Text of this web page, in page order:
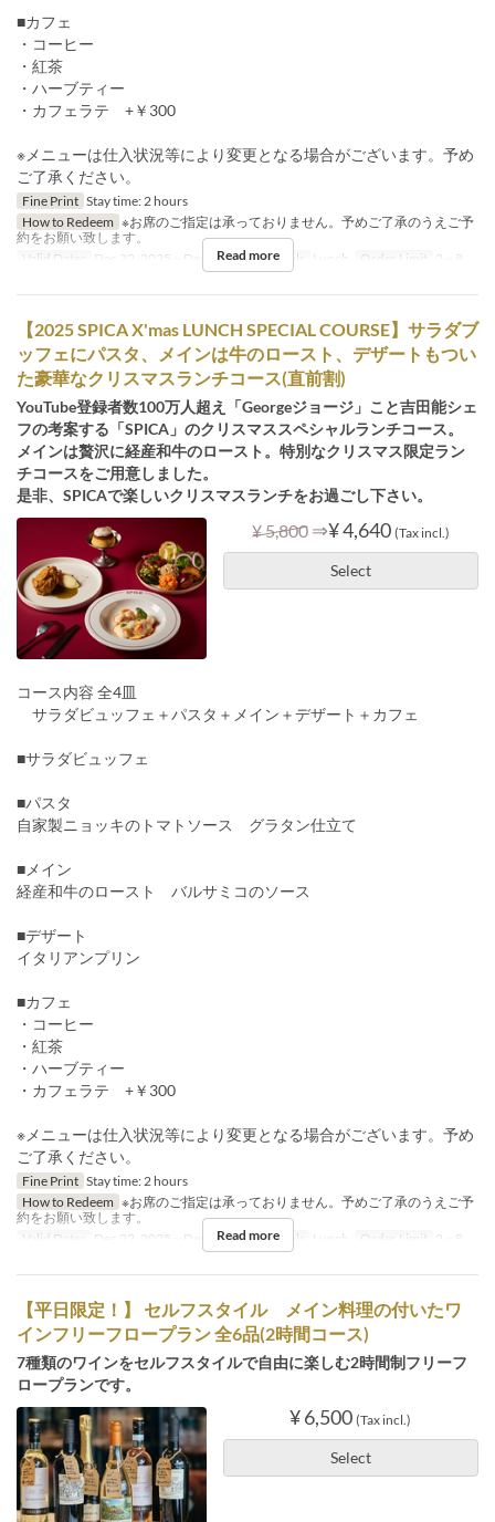
■カフェ
・コーヒー
・紅茶
・ハーブティー
・カフェラテ +￥300
※メニューは仕入状況等により変更となる場合がございます。予め
ご了承ください。
Fine Print Stay time: 2 hours
How to Redeem ※お席のご指定は承っておりません。予めご了承のうえご予
約をお願い致します。
Valid Dates
Dec 22, 2025 ~ Dec 25, 2025 Meals Lunch Order Limit 2 ~ 8
Read more
【2025 SPICA X'mas LUNCH SPECIAL COURSE】サラダブ
ッフェにパスタ、メインは牛のロースト、デザートもつい
た豪華なクリスマスランチコース(直前割)
YouTube登録者数100万人超え「Georgeジョージ」こと吉田能シェ
フの考案する「SPICA」のクリスマススペシャルランチコース。
メインは贅沢に経産和牛のロースト。特別なクリスマス限定ラン
チコースをご用意しました。
是非、SPICAで楽しいクリスマスランチをお過ごし下さい。
¥ 5,800 ⇒¥ 4,640 (Tax incl.)
Select
コース内容 全4皿
サラダビュッフェ＋パスタ＋メイン＋デザート＋カフェ
■サラダビュッフェ
■パスタ
自家製ニョッキのトマトソース グラタン仕立て
■メイン
経産和牛のロースト バルサミコのソース
■デザート
イタリアンプリン
■カフェ
・コーヒー
・紅茶
・ハーブティー
・カフェラテ +￥300
※メニューは仕入状況等により変更となる場合がございます。予め
ご了承ください。
Fine Print Stay time: 2 hours
How to Redeem ※お席のご指定は承っておりません。予めご了承のうえご予
約をお願い致します。
Valid Dates
Dec 22, 2025 ~ Dec 25, 2025 Meals Lunch Order Limit 2 ~ 8
Read more
【平日限定！】 セルフスタイル メイン料理の付いたワ
インフリーフロープラン 全6品(2時間コース)
7種類のワインをセルフスタイルで自由に楽しむ2時間制フリーフ
ロープランです。
¥ 6,500 (Tax incl.)
Select